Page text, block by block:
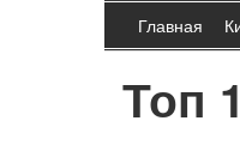
Главная
Топ